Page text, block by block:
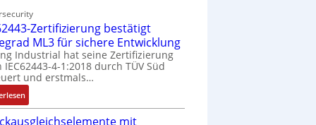
d
u
s
t
r
i
e
b
i
l
f
u
n
k
Zertifizierung bestätigt
ML3 für sichere Entwicklung
Industrial hat seine Zertifizierung
IEC62443-4-1:2018 durch TÜV Süd
und erstmals…
:
I
E
mit